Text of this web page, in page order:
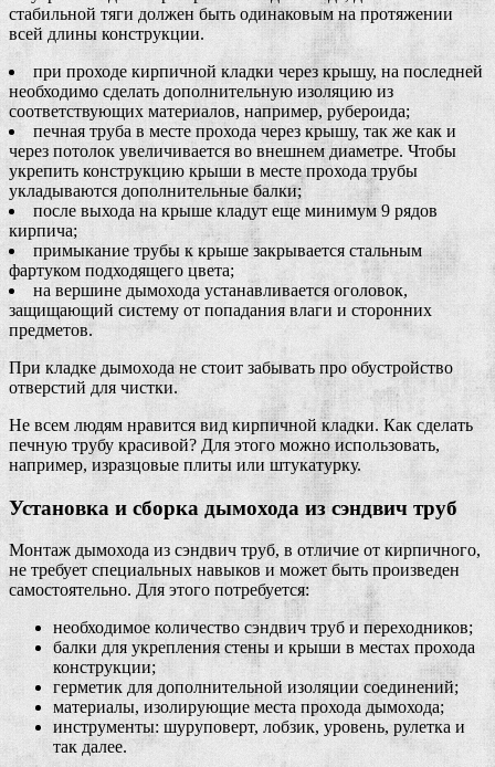
стабильной тяги должен быть одинаковым на протяжении
всей длины конструкции.
при проходе кирпичной кладки через крышу, на последней
необходимо сделать дополнительную изоляцию из
соответствующих материалов, например, рубероида;
печная труба в месте прохода через крышу, так же как и
через потолок увеличивается во внешнем диаметре. Чтобы
укрепить конструкцию крыши в месте прохода трубы
укладываются дополнительные балки;
после выхода на крыше кладут еще минимум 9 рядов
кирпича;
примыкание трубы к крыше закрывается стальным
фартуком подходящего цвета;
на вершине дымохода устанавливается оголовок,
защищающий систему от попадания влаги и сторонних
предметов.
При кладке дымохода не стоит забывать про обустройство
отверстий для чистки.
Не всем людям нравится вид кирпичной кладки. Как сделать
печную трубу красивой? Для этого можно использовать,
например, изразцовые плиты или штукатурку.
Установка и сборка дымохода из сэндвич труб
Монтаж дымохода из сэндвич труб, в отличие от кирпичного,
не требует специальных навыков и может быть произведен
самостоятельно. Для этого потребуется:
необходимое количество сэндвич труб и переходников;
балки для укрепления стены и крыши в местах прохода
конструкции;
герметик для дополнительной изоляции соединений;
материалы, изолирующие места прохода дымохода;
инструменты: шуруповерт, лобзик, уровень, рулетка и
так далее.